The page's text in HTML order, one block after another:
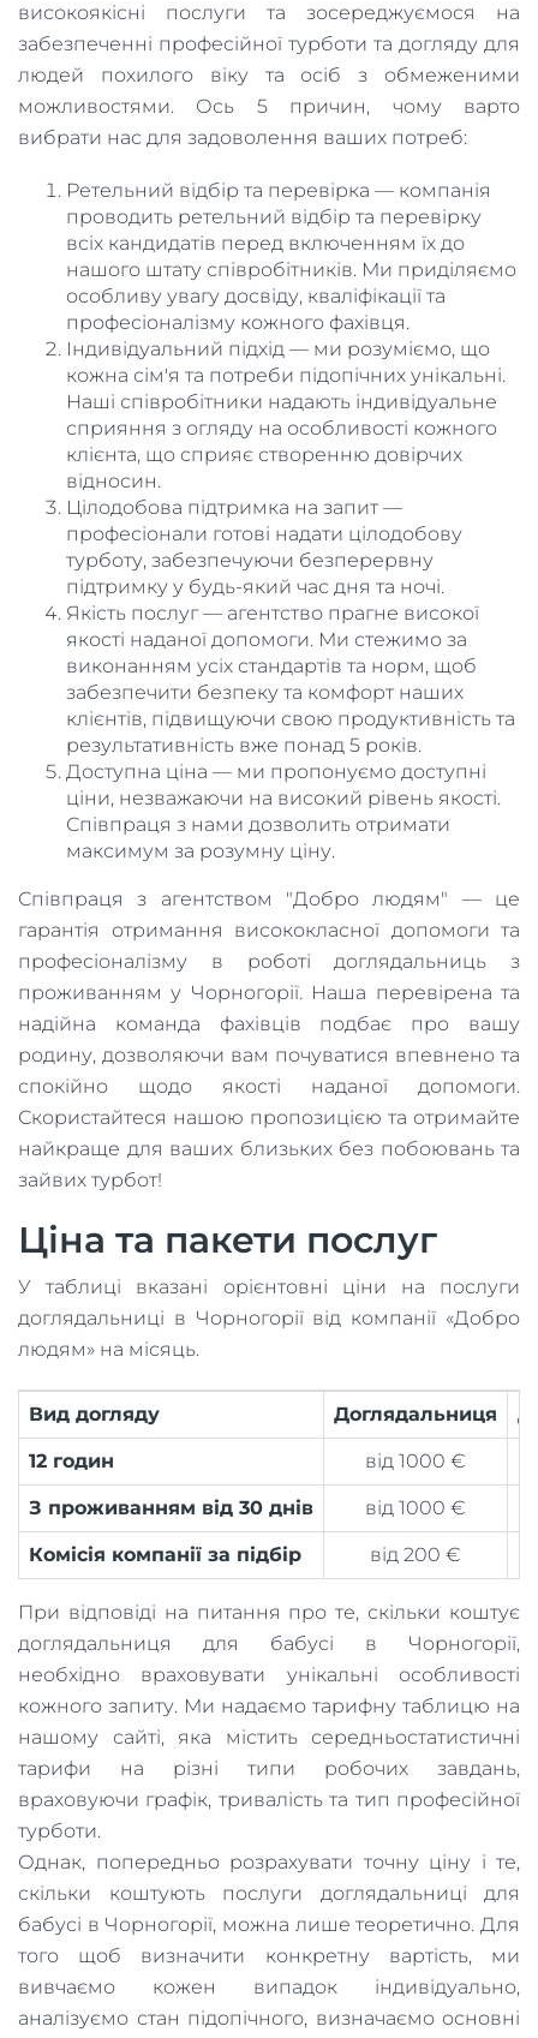
високоякісні послуги та зосереджуємося на
забезпеченні професійної турботи та догляду для
людей похилого віку та осіб з обмеженими
можливостями. Ось 5 причин, чому варто
вибрати нас для задоволення ваших потреб:
Ретельний відбір та перевірка — компанія
проводить ретельний відбір та перевірку
всіх кандидатів перед включенням їх до
нашого штату співробітників. Ми приділяємо
особливу увагу досвіду, кваліфікації та
професіоналізму кожного фахівця.
Індивідуальний підхід — ми розуміємо, що
кожна сім'я та потреби підопічних унікальні.
Наші співробітники надають індивідуальне
сприяння з огляду на особливості кожного
клієнта, що сприяє створенню довірчих
відносин.
Цілодобова підтримка на запит —
професіонали готові надати цілодобову
турботу, забезпечуючи безперервну
підтримку у будь-який час дня та ночі.
Якість послуг — агентство прагне високої
якості наданої допомоги. Ми стежимо за
виконанням усіх стандартів та норм, щоб
забезпечити безпеку та комфорт наших
клієнтів, підвищуючи свою продуктивність та
результативність вже понад 5 років.
Доступна ціна — ми пропонуємо доступні
ціни, незважаючи на високий рівень якості.
Співпраця з нами дозволить отримати
максимум за розумну ціну.
Співпраця з агентством "Добро людям" — це
гарантія отримання висококласної допомоги та
професіоналізму в роботі доглядальниць з
проживанням у Чорногорії. Наша перевірена та
надійна команда фахівців подбає про вашу
родину, дозволяючи вам почуватися впевнено та
спокійно щодо якості наданої допомоги.
Скористайтеся нашою пропозицією та отримайте
найкраще для ваших близьких без побоювань та
зайвих турбот!
Ціна та пакети послуг
У таблиці вказані орієнтовні ціни на послуги
доглядальниці в Чорногорії від компанії «Добро
людям» на місяць.
Вид догляду Доглядальниця
12 годин від 1000 €
З проживанням від 30 днів від 1000 €
Комісія компанії за підбір від 200 €
При відповіді на питання про те, скільки коштує
доглядальниця для бабусі в Чорногорії,
необхідно враховувати унікальні особливості
кожного запиту. Ми надаємо тарифну таблицю на
нашому сайті, яка містить середньостатистичні
тарифи на різні типи робочих завдань,
враховуючи графік, тривалість та тип професійної
турботи.
Однак, попередньо розрахувати точну ціну і те,
скільки коштують послуги доглядальниці для
бабусі в Чорногорії, можна лише теоретично. Для
того щоб визначити конкретну вартість, ми
вивчаємо кожен випадок індивідуально,
аналізуємо стан підопічного, визначаємо основні